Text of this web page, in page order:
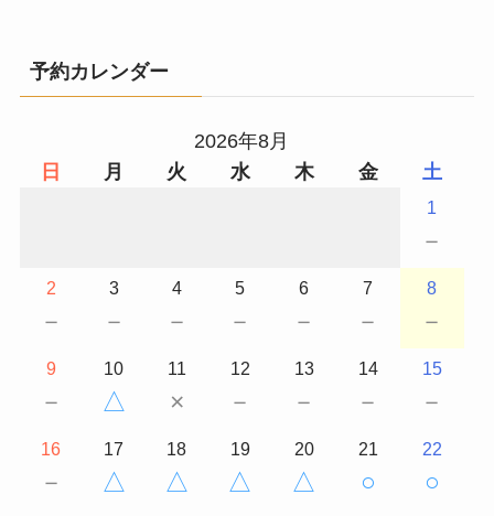
予約カレンダー
2026年8月
日
月 火 水 木 金 土
1
－
2
－
3
－
4
－
5
－
6
－
7
－
8
－
9
－
10
△
11
×
12
－
13
－
14
－
15
－
16
－
17
△
18
△
19
△
20
△
21
○
22
○